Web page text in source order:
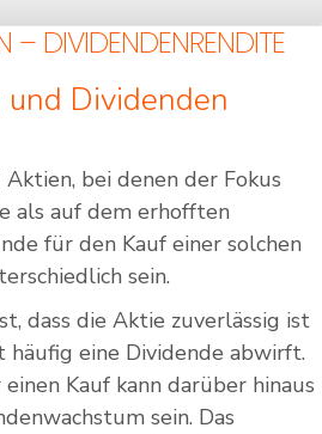
– DIVIDENDENRENDITE
Dividenden
bei denen der Fokus
als auf dem erhofften
für den Kauf einer solchen
sein.
dass die Aktie zuverlässig ist
häufig eine Dividende abwirft.
Kauf kann darüber hinaus
sein. Das